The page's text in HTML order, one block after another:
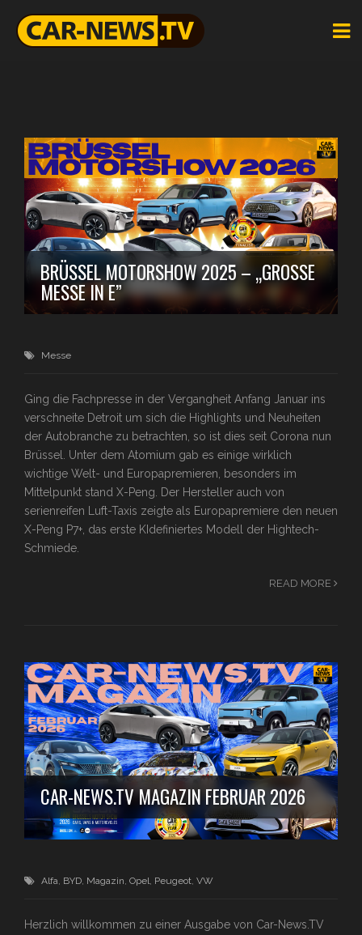
BRÜSSEL MOTORSHOW 2025 – „GROSSE M
ESSE IN E”
Messe
Ging die Fachpresse in der Vergangheit Anfang Januar ins
verschneite Detroit um sich die Highlights und Neuheiten
der Autobranche zu betrachten, so ist dies seit Corona nun
Brüssel. Unter dem Atomium gab es einige wirklich
wichtige Welt- und Europapremieren, besonders im
Mittelpunkt stand X-Peng. Der Hersteller auch von
serienreifen Luft-Taxis zeigte als Europapremiere den neuen
X-Peng P7+, das erste KIdefiniertes Modell der Hightech-
Schmiede.
READ MORE
CAR-NEWS.TV MAGAZIN FEBRUAR 2026
Alfa BYD Magazin Opel Peugeot VW
Herzlich willkommen zu einer Ausgabe von Car-News.TV